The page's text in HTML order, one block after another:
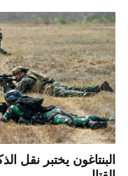
البنتاغون يختبر نقل